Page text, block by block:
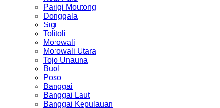
Parigi Moutong
Donggala
Sigi
Tolitoli
Morowali
Morowali Utara
Tojo Unauna
Buol
Poso
Banggai
Banggai Laut
Banggai Kepulauan